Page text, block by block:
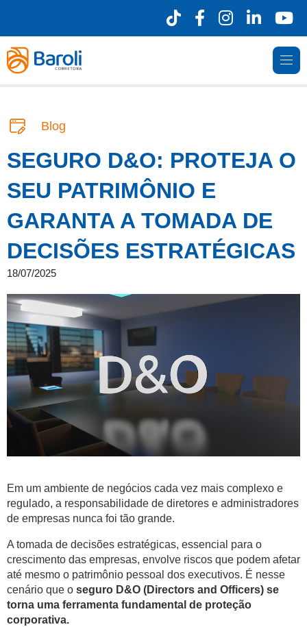
Blog
SEGURO D&O: PROTEJA O
SEU PATRIMÔNIO E
GARANTA A TOMADA DE
DECISÕES ESTRATÉGICAS
18/07/2025
Em um ambiente de negócios cada vez mais complexo e
regulado, a responsabilidade de diretores e administradores
de empresas nunca foi tão grande.
A tomada de decisões estratégicas, essencial para o
crescimento das empresas, envolve riscos que podem afetar
até mesmo o patrimônio pessoal dos executivos. É nesse
cenário que o seguro D&O (Directors and Officers) se
torna uma ferramenta fundamental de proteção
corporativa.